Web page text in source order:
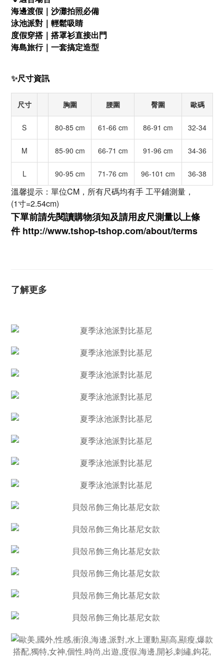
海邊渡假｜沙灘拍照必備
泳池派對｜輕鬆吸睛
度假穿搭｜搭罩衫直接出門
海島旅行｜一套搞定造型
✨尺寸資訊
尺寸 胸圍 腰圍 臀圍 歐碼
S 80-85 cm 61-66 cm 86-91 cm 32-34
M 85-90 cm 66-71 cm 91-96 cm 34-36
L 90-95 cm 71-76 cm 96-101 cm 36-38
溫馨提示：單位CM，所有尺碼均有手 工平鋪測量，
(1寸=2.54cm)
下單前請先閱讀購物須知及請用皮尺測量以上條
件 http://www.tshop-tshop.com/about/terms
了解更多